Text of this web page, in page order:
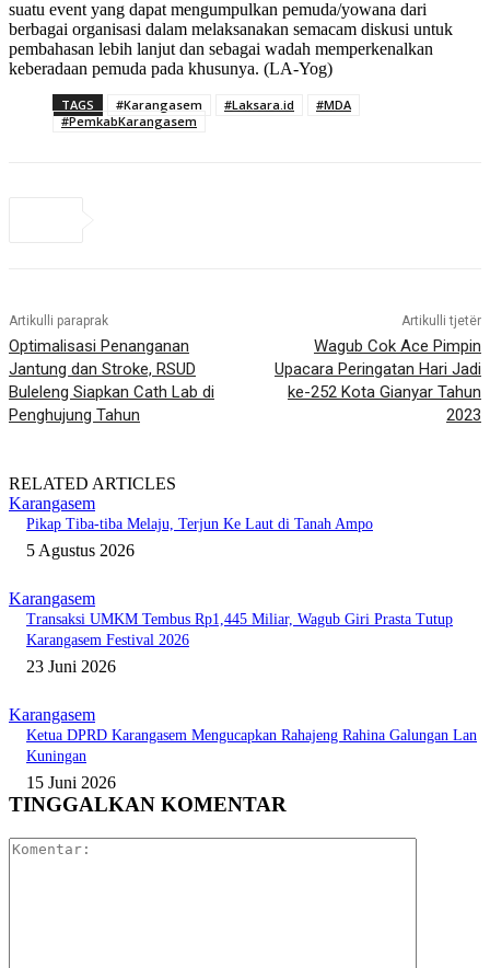
suatu event yang dapat mengumpulkan pemuda/yowana dari
berbagai organisasi dalam melaksanakan semacam diskusi untuk
pembahasan lebih lanjut dan sebagai wadah memperkenalkan
keberadaan pemuda pada khusunya. (LA-Yog)
TAGS #Karangasem #Laksara.id
#MDA
#PemkabKarangasem
Artikulli paraprak
Optimalisasi Penanganan
Jantung dan Stroke, RSUD
Buleleng Siapkan Cath Lab di
Penghujung Tahun
Artikulli tjetër
Wagub Cok Ace Pimpin
Upacara Peringatan Hari Jadi
ke-252 Kota Gianyar Tahun
2023
RELATED ARTICLES
Karangasem
Pikap Tiba-tiba Melaju, Terjun Ke Laut di Tanah Ampo
5 Agustus 2026
Karangasem
Transaksi UMKM Tembus Rp1,445 Miliar, Wagub Giri Prasta Tutup
Karangasem Festival 2026
23 Juni 2026
Karangasem
Ketua DPRD Karangasem Mengucapkan Rahajeng Rahina Galungan Lan
Kuningan
15 Juni 2026
TINGGALKAN KOMENTAR